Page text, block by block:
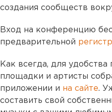
создания сообществ
Вход на конференцию
предварительной
Как всегда, для удобства
площадки и артисты
приложении и на сайте.
составить свой